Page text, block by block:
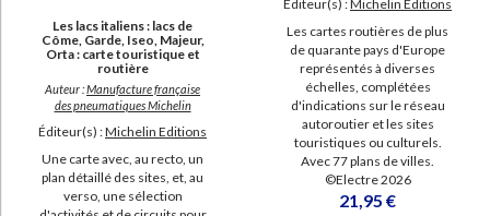
Les lacs italiens : lacs de
Côme, Garde, Iseo, Majeur,
Orta : carte touristique et
routière
Auteur :Manufacture française
des pneumatiques Michelin
Éditeur(s) :Michelin Editions
Une carte avec, au recto, un
plan détaillé des sites, et, au
verso, une sélection
Éditeur(s) : Michelin Editions
Les cartes routières de plus
de quarante pays d'Europe
représentés à diverses
échelles, complétées
d'indications sur le réseau
autoroutier et les sites
touristiques ou culturels.
Avec 77 plans de villes.
©Electre 2026
21,95 €